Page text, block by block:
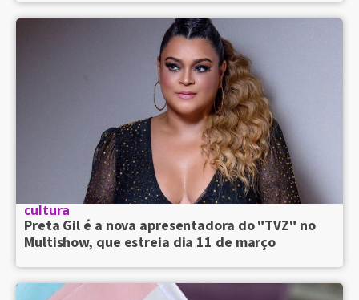
cultura
Preta Gil é a nova apresentadora do "TVZ" no
Multishow, que estreia dia 11 de março